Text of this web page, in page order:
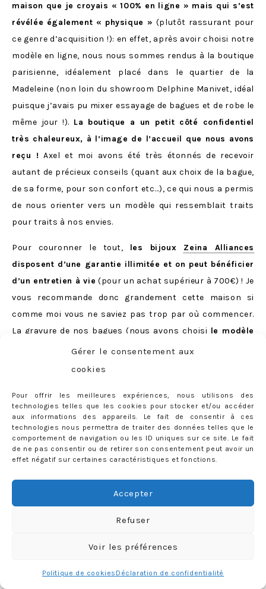
Gérer le consentement aux
cookies
Pour offrir les meilleures expériences, nous utilisons des
technologies telles que les cookies pour stocker et/ou accéder
aux informations des appareils. Le fait de consentir à ces
technologies nous permettra de traiter des données telles que le
comportement de navigation ou les ID uniques sur ce site. Le fait
de ne pas consentir ou de retirer son consentement peut avoir un
effet négatif sur certaines caractéristiques et fonctions.
Accepter
Refuser
Voir les préférences
Politique de cookies Déclaration de confidentialité
maison que je croyais « 100% en ligne » mais qui s’est
révélée également « physique » (plutôt rassurant pour
ce genre d’acquisition !): en effet, après avoir choisi notre
modèle en ligne, nous nous sommes rendus à la boutique
parisienne, idéalement placé dans le quartier de la
Madeleine (non loin du showroom Delphine Manivet, idéal
puisque j’avais pu mixer essayage de bagues et de robe le
même jour !). La boutique a un petit côté confidentiel
très chaleureux, à l’image de l’accueil que nous avons
reçu ! Axel et moi avons été très étonnés de recevoir
autant de précieux conseils (quant aux choix de la bague,
de sa forme, pour son confort etc…), ce qui nous a permis
de nous orienter vers un modèle qui ressemblait traits
pour traits à nos envies.
Pour couronner le tout, les bijoux Zeina Alliances
disposent d’une garantie illimitée et on peut bénéficier
d’un entretien à vie (pour un achat supérieur à 700€) ! Je
vous recommande donc grandement cette maison si
comme moi vous ne saviez pas trop par où commencer.
La gravure de nos bagues (nous avons choisi le modèle
) est elle-aussi gratuite, nous en avons bien
entendu profité pour inscrire quelques petits mots… qui